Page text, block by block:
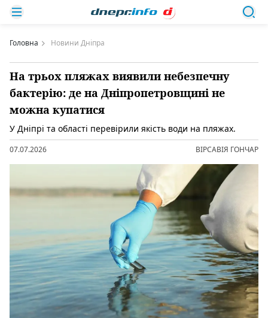
Головна Новини Дніпра
На трьох пляжах виявили небезпечну
бактерію: де на Дніпропетровщині не
можна купатися
У Дніпрі та області перевірили якість води на пляжах.
07.07.2026 ВІРСАВІЯ ГОНЧАР